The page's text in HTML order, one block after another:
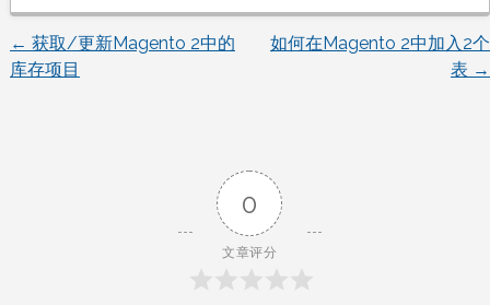
文
← 获取/更新Magento 2中的
库存项目
如何在Magento 2中加入2个
表 →
0
文章评分